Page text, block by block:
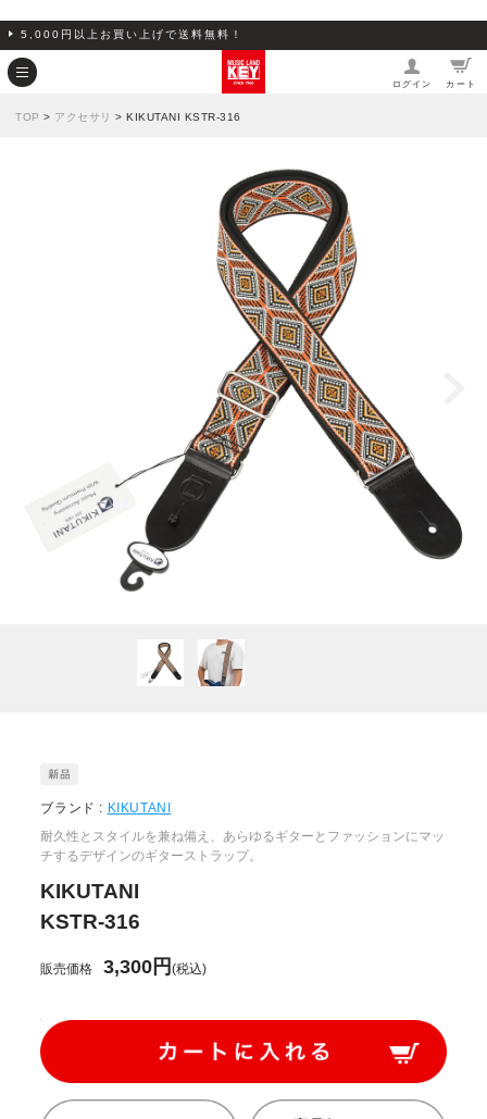
5,000円以上お買い上げで送料無料！
ログイン カート
TOP > アクセサリ > KIKUTANI KSTR-316
ブランド : KIKUTANI
耐久性とスタイルを兼ね備え、あらゆるギターとファッションにマッ
チするデザインのギターストラップ。
KIKUTANI
KSTR-316
販売価格 3,300円(税込)